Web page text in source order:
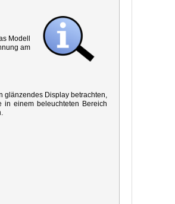
Modell
am
glänzendes Display betrachten,
einem beleuchteten Bereich